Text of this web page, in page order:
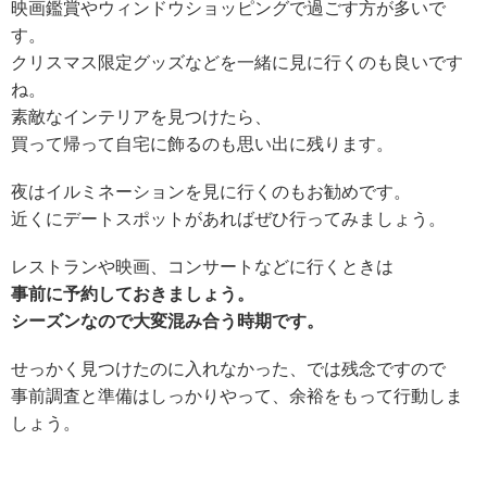
映画鑑賞やウィンドウショッピングで過ごす方が多いで
す。
クリスマス限定グッズなどを一緒に見に行くのも良いです
ね。
素敵なインテリアを見つけたら、
買って帰って自宅に飾るのも思い出に残ります。
夜はイルミネーションを見に行くのもお勧めです。
近くにデートスポットがあればぜひ行ってみましょう。
レストランや映画、コンサートなどに行くときは
事前に予約しておきましょう。
シーズンなので大変混み合う時期です。
せっかく見つけたのに入れなかった、では残念ですので
事前調査と準備はしっかりやって、余裕をもって行動しま
しょう。